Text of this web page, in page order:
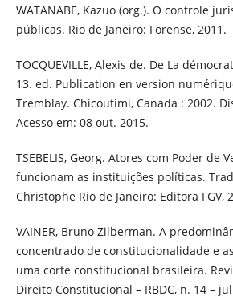
WATANABE, Kazuo (org.). O controle
públicas. Rio de Janeiro: Forense, 2011.
TOCQUEVILLE, Alexis de. De La
13. ed. Publication en version
Tremblay. Chicoutimi, Canada : 2002.
Acesso em: 08 out. 2015.
TSEBELIS, Georg. Atores com Poder de
funcionam as instituições políticas.
Christophe Rio de Janeiro: Editora FGV,
VAINER, Bruno Zilberman. A
concentrado de constitucionalidade e
uma corte constitucional brasileira.
Direito Constitucional – RBDC, n. 14 –